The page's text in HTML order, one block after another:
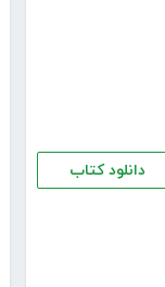
دانلود کتاب